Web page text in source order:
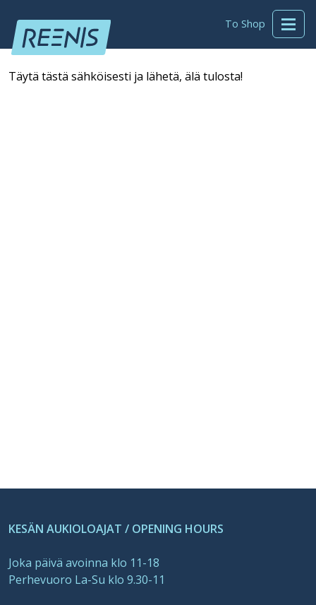
To Shop
Täytä tästä sähköisesti ja lähetä, älä tulosta!
KESÄN AUKIOLOAJAT / OPENING HOURS
Joka päivä avoinna klo 11-18
Perhevuoro La-Su klo 9.30-11